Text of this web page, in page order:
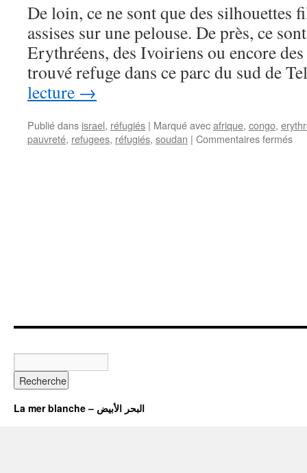
De loin, ce ne sont que des silhouettes
assises sur une pelouse. De près, ce
Erythréens, des Ivoiriens ou encore
trouvé refuge dans ce parc du sud de
lecture →
Publié dans israel, réfugiés | Marqué avecafrique, congo,
pauvreté, refugees, réfugiés, soudan | Commentaires fermés
La mer blanche – البحر الأبيض